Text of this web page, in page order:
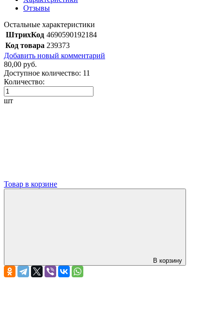
Отзывы
Остальные характеристики
ШтрихКод 4690590192184
Код товара 239373
Добавить новый комментарий
80,00 руб.
Доступное количество: 11
Количество:
шт
Товар в корзине
В корзину